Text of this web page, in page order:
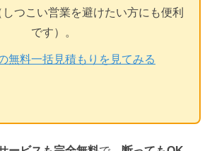
つこい営業を避けたい方にも便利
です）。
無料一括見積もりを見てみる